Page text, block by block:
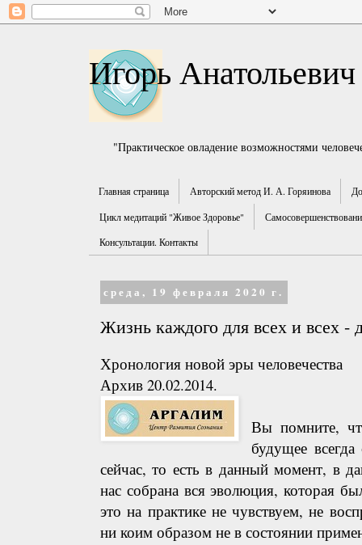
Игорь
"Практическое овладение возможностями
Главная страница Авторский метод И. А. Горяинова
Цикл медитаций "Живое Здоровье"
Консультации. Контакты
среда, 19 февраля 2020 г.
Жизнь каждого для всех и всех -
Хронология новой эры человечества
Архив 20.02.2014.
Вы помните,
будущее
сейчас, то есть в данный момент, в
нас собрана вся эволюция, которая
это на практике не чувствуем, не
ни коим образом не в состоянии